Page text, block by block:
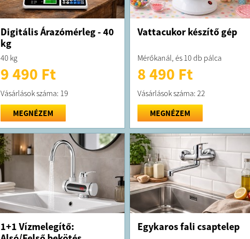
Digitális Árazómérleg - 40
kg
40 kg
9 490 Ft
Vásárlások száma: 19
MEGNÉZEM
Vattacukor készítő gép
Mérőkanál, és 10 db pálca
8 490 Ft
Vásárlások száma: 22
MEGNÉZEM
1+1 Vízmelegítő:
Egykaros fali csaptelep